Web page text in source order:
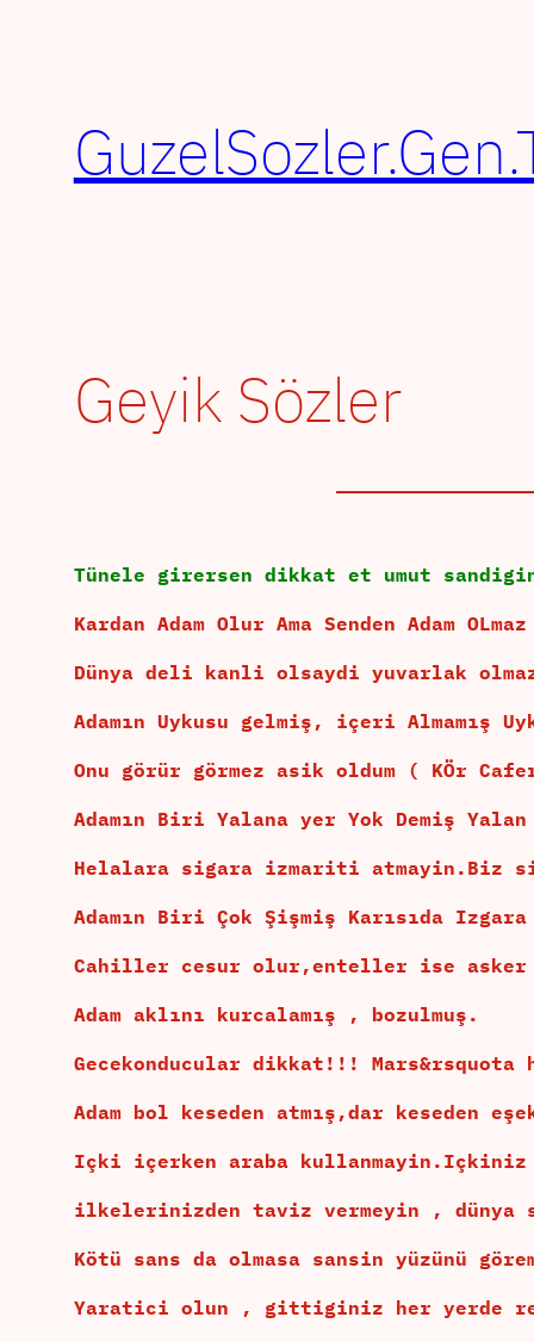
Geyik Sözler
Tünele girersen dikkat et umut
Kardan Adam Olur Ama Senden Adam
Dünya deli kanli olsaydi yuvarlak
Adamın Uykusu gelmiş, içeri Almamış
Onu görür görmez asik oldum ( KÖr
Adamın Biri Yalana yer Yok Demiş Yalan
Helalara sigara izmariti atmayin.Biz
Adamın Biri Çok Şişmiş Karısıda Izgara
Cahiller cesur olur,enteller ise asker
Adam aklını kurcalamış , bozulmuş.
Gecekonducular dikkat!!! Mars&rsquota
Adam bol keseden atmış,dar keseden
Içki içerken araba
ilkelerinizden taviz vermeyin , dünya
Kötü sans da olmasa sansin yüzünü
Yaratici olun , gittiginiz her yerde